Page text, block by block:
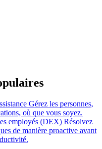
Gérez les personnes,
où que vous soyez.
employés (DEX) Résolvez
de manière proactive avant